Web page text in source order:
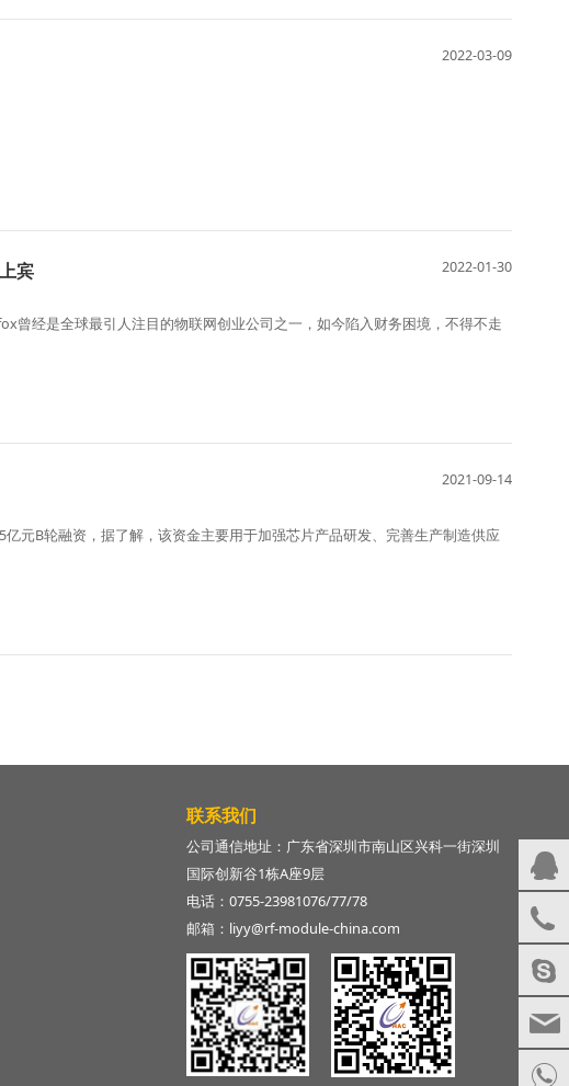
2022-03-09
宾 2022-01-30
曾经是全球最引人注目的物联网创业公司之一，如今陷入财务困境，不得不走
2021-09-14
元B轮融资，据了解，该资金主要用于加强芯片产品研发、完善生产制造供应
联系我们
公司通信地址：广东省深圳市南山区兴科一街深圳
国际创新谷1栋A座9层
电话：0755-23981076/77/78
邮箱：liyy@rf-module-china.com